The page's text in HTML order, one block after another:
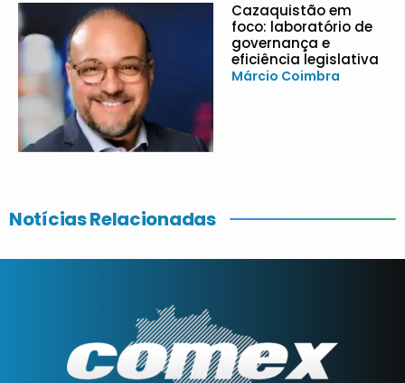
Cazaquistão em
foco: laboratório de
governança e
eficiência legislativa
Márcio Coimbra
Notícias Relacionadas